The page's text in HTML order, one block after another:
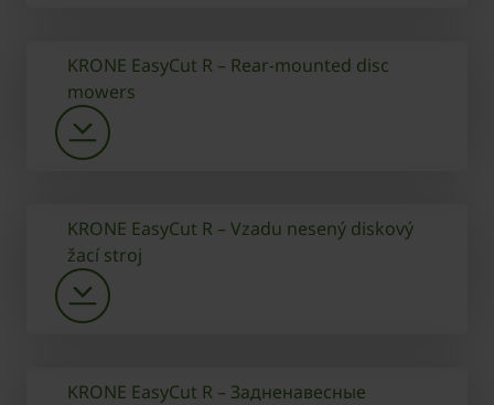
KRONE EasyCut R – Rear-mounted disc
mowers
KRONE EasyCut R – Vzadu nesený diskový
žací stroj
KRONE EasyCut R – Задненавесные